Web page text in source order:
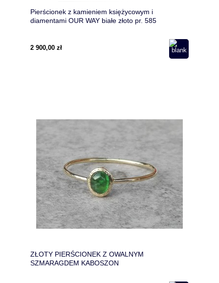
Pierścionek z kamieniem księżycowym i
diamentami OUR WAY białe złoto pr. 585
2 900,00 zł
ZŁOTY PIERŚCIONEK Z OWALNYM
SZMARAGDEM KABOSZON